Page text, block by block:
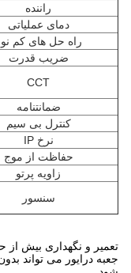
راننده
دمای عملیاتی
راه حل های کم
ضریب قدرت
CCT
ضمانتنامه
کنترل بی سیم
نرخ IP
حفاظت از موج
زاویه پرتو
سنسور
تعمیر و نگهداری بیش از
جعبه درایور می تواند